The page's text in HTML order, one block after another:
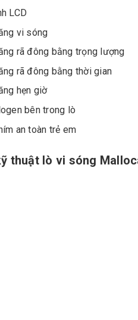
LCD
vi sóng
rã đông bằng trọng lượng
rã đông bằng thời gian
hẹn giờ
bên trong lò
an toàn trẻ em
thuật lò vi sóng